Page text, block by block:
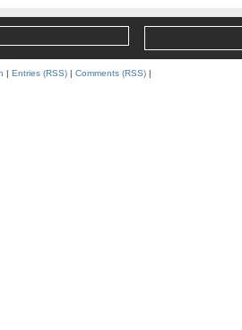
| Entries (RSS) | Comments (RSS) |